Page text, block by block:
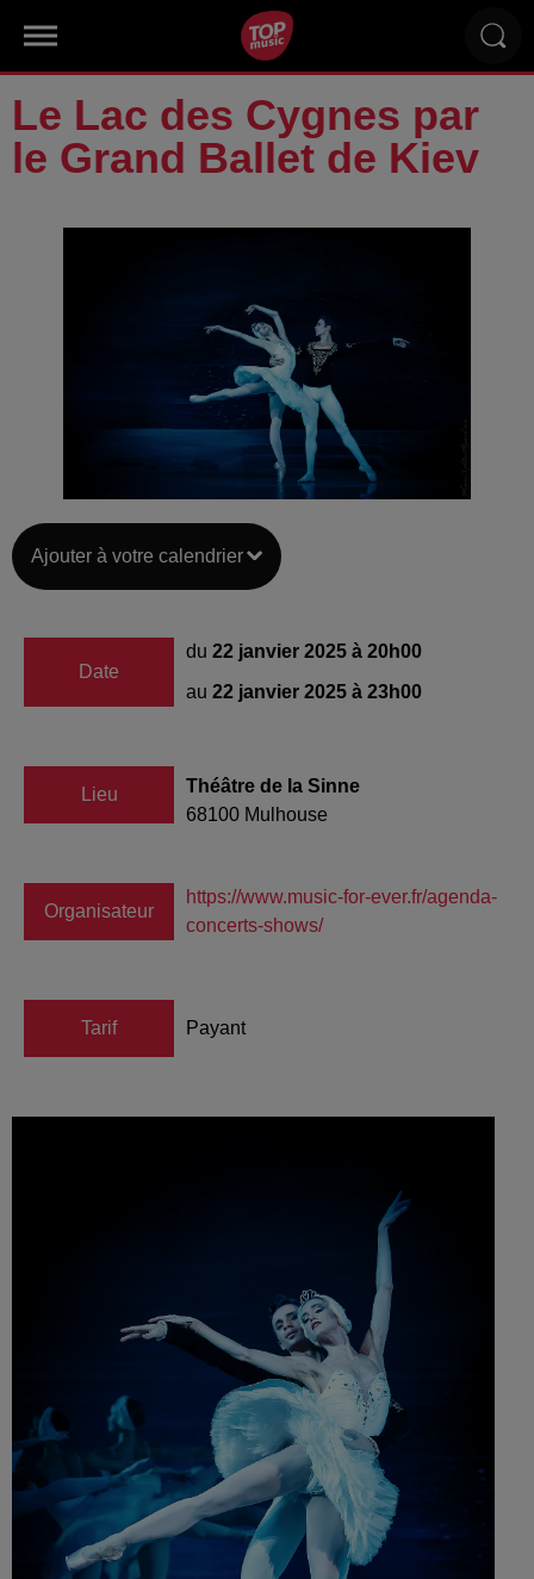
Le Lac des Cygnes par
le Grand Ballet de Kiev
Ajouter à votre calendrier
Date
du 22 janvier 2025 à 20h00
au 22 janvier 2025 à 23h00
Lieu
Théâtre de la Sinne
68100 Mulhouse
Organisateur
https://www.music-for-ever.fr/agenda-
concerts-shows/
Tarif Payant